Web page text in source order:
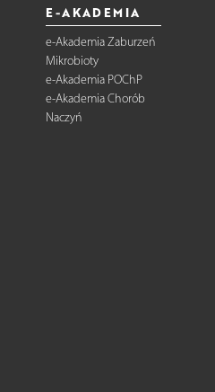
E-AKADEMIA
e-Akademia Zaburzeń
Mikrobioty
e-Akademia POChP
e-Akademia Chorób
Naczyń